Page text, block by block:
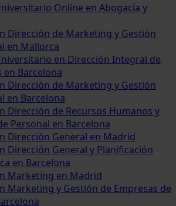
Online en Abogacía y
Dirección de Marketing y Gestión
en Mallorca
en Dirección Integral de
en Barcelona
Dirección de Marketing y Gestión
en Barcelona
Dirección de Recursos Humanos y
Personal en Barcelona
Dirección General en Madrid
Dirección General y Planificación
en Barcelona
Marketing en Madrid
Marketing y Gestión de Empresas de